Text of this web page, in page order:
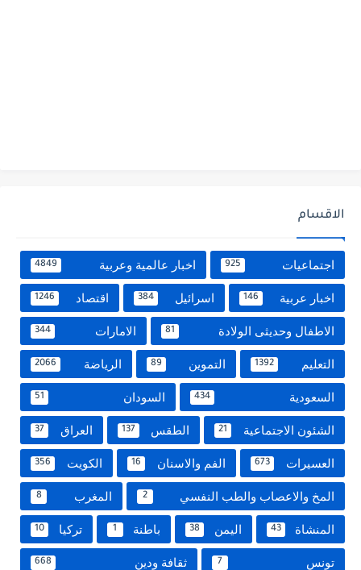
الاقسام
اجتماعيات 925 اخبار عالمية وعربية 4849
اخبار عربية 146 اسرائيل 384 اقتصاد 1246
الاطفال وحديثى الولادة 81 الامارات 344
التعليم 1392 التموين 89 الرياضة 2066
السعودية 434 السودان 51
الشئون الاجتماعية 21 الطقس 137 العراق 37
العسيرات 673 الفم والاسنان 16 الكويت 356
المخ والاعصاب والطب النفسي 2 المغرب 8
المنشاة 43 اليمن 38 باطنة 1 تركيا 10
تونس 7 ثقافة ودين 668